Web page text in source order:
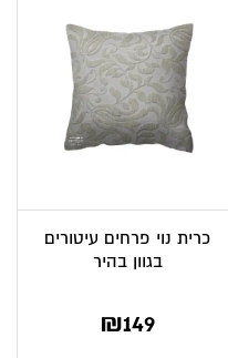
כרית נוי פרחים עיטורים
בגוון בהיר
₪149